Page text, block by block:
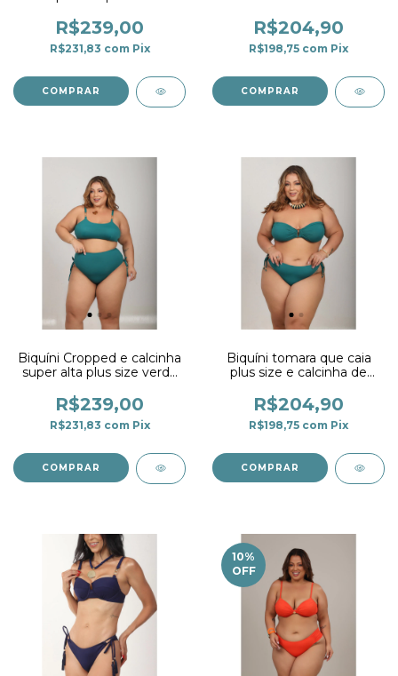
R$239,00
R$231,83 com Pix
COMPRAR
marinho
R$204,90
R$198,75 com Pix
COMPRAR
Biquíni Cropped e calcinha
super alta plus size verde
R$239,00
R$231,83 com Pix
COMPRAR
Biquíni tomara que caia
plus size e calcinha de
Esmeralda
R$204,90
R$198,75 com Pix
COMPRAR
10%
OFF